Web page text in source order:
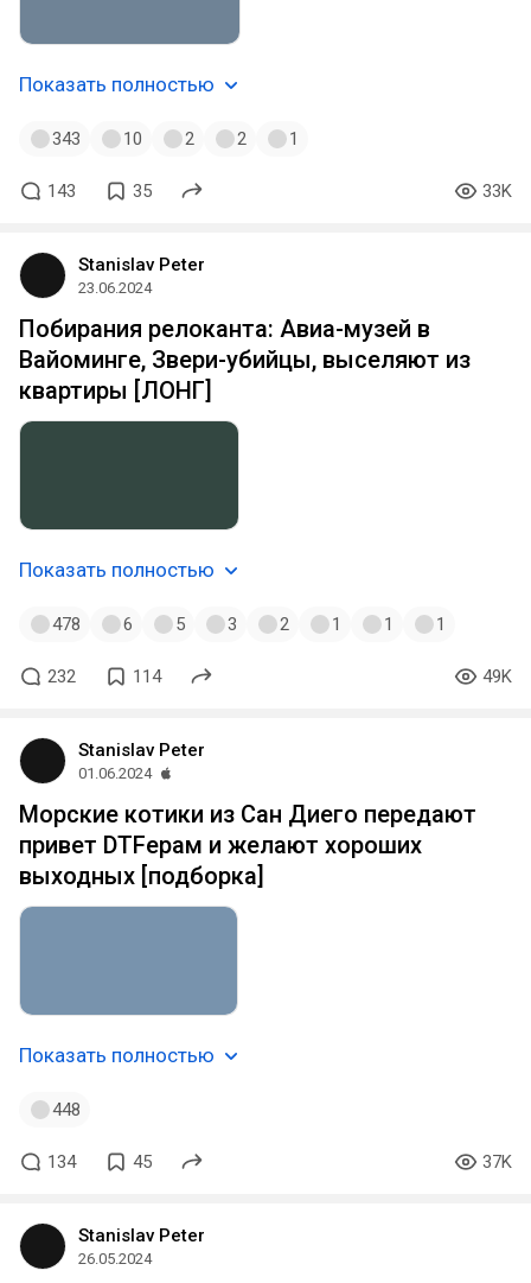
Показать полностью
343 10 2 2 1
143 35 33K
Stanislav Peter
23.06.2024
Побирания релоканта: Авиа-музей в
Вайоминге, Звери-убийцы, выселяют из
квартиры [ЛОНГ]
Показать полностью
478 6 5 3 2 1 1 1
232 114 49K
Stanislav Peter
01.06.2024
Морские котики из Сан Диего передают
привет DTFерам и желают хороших
выходных [подборка]
Показать полностью
448
134 45 37K
Stanislav Peter
26.05.2024